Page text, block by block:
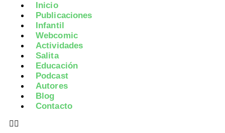
Inicio
Publicaciones
Infantil
Webcomic
Actividades
Salita
Educación
Podcast
Autores
Blog
Contacto